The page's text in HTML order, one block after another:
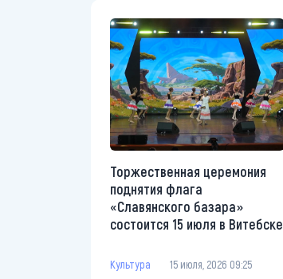
Торжественная церемония
поднятия флага
«Славянского базара»
состоится 15 июля в Витебске
Культура 15 июля, 2026 09:25